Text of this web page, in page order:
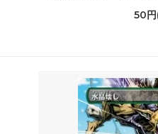
50円